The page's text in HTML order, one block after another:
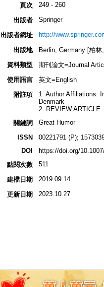
頁次 249 - 260
出版者 Springer
出版者網址 http://
出版地
Berlin, Germany [柏
資料類型
期刊論文=Journal
使用語言
英文=English
附註項
1. Author Affiliations:
Denmark
2. REVIEW ARTICLE
關鍵詞
Great Humor
ISSN
00221791 (P);
DOI
https://doi.org/
點閱次數
511
建檔日期 2019.09.14
更新日期 2023.10.27